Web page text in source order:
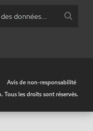
Avis de non-responsabilité
les droits sont réservés.